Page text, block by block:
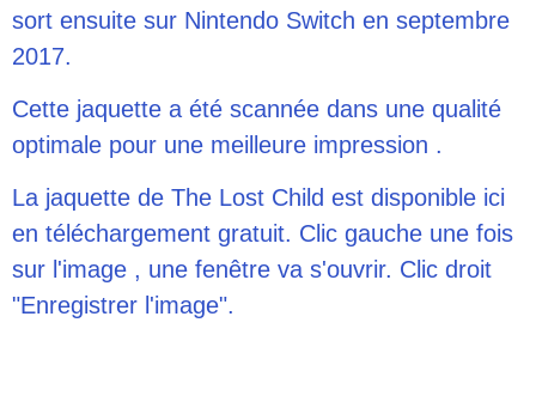
sort ensuite sur Nintendo Switch en septembre
2017.
Cette jaquette a été scannée dans une qualité
optimale pour une meilleure impression .
La jaquette de The Lost Child est disponible ici
en téléchargement gratuit. Clic gauche une fois
sur l'image , une fenêtre va s'ouvrir. Clic droit
"Enregistrer l'image".